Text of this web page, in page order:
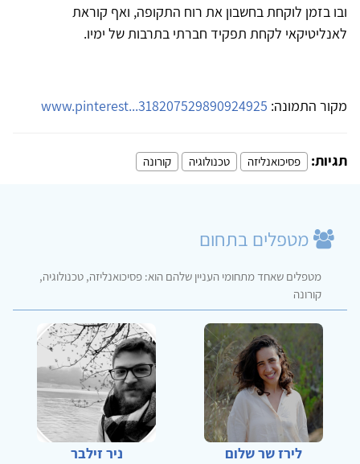
ובו בזמן לוקחת בחשבון את רוח התקופה, ואף קוראת
לאנליטיקאי לקחת תפקיד חברתי בתרבות של ימיו.
מקור התמונה: www.pinterest...318207529890924925
תגיות: פסיכואנליזה טכנולוגיה קורונה
מטפלים בתחום
מטפלים שאחד מתחומי העניין שלהם הוא: פסיכואנליזה, טכנולוגיה,
קורונה
לירז שר שלום ניר זילבר